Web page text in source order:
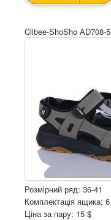
Clibee-ShoSho AD708-5
Розмірний ряд: 36-41
Комплектація ящика: 6
Ціна за пару: 15 $